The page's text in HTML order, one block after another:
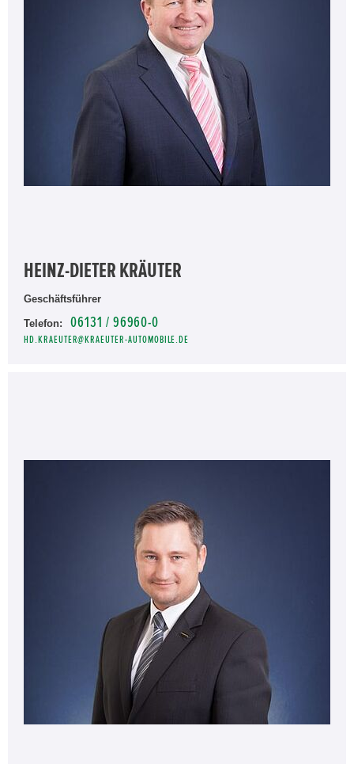
HEINZ-DIETER KRÄUTER
Geschäftsführer
Telefon: 06131 / 96960-0
HD.KRAEUTER@KRAEUTER-AUTOMOBILE.DE